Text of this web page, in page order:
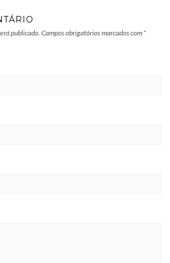
publicado. Campos obrigatórios marcados com *